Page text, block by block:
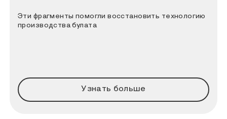
Эти фрагменты помогли восстановить технологию
производства булата
Узнать больше